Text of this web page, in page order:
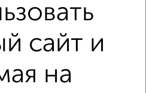
сайт и
на